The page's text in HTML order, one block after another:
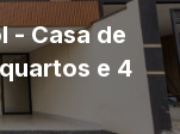
- Casa de
e 4